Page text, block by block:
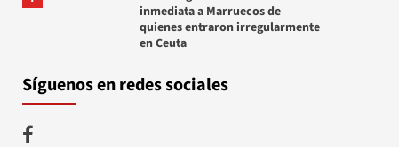
inmediata a Marruecos de
quienes entraron irregularmente
en Ceuta
Síguenos en redes sociales
Facebook